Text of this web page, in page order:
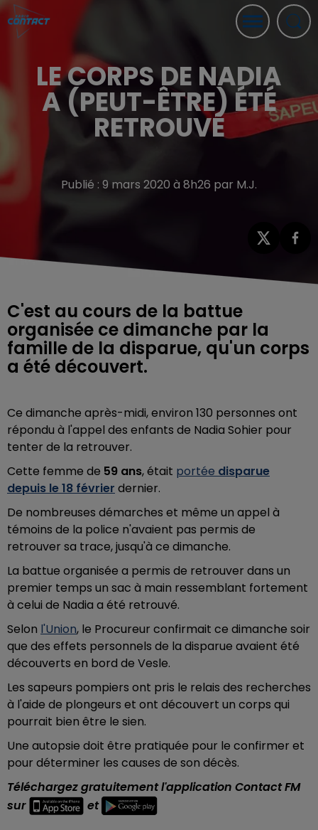
LE CORPS DE NADIA
A (PEUT-ÊTRE) ÉTÉ
RETROUVÉ
Publié : 9 mars 2020 à 8h26 par M.J.
C'est au cours de la battue
organisée ce dimanche par la
famille de la disparue, qu'un corps
a été découvert.
Ce dimanche après-midi, environ 130 personnes ont
répondu à l'appel des enfants de Nadia Sohier pour
tenter de la retrouver.
Cette femme de 59 ans, était portée disparue
depuis le 18 février dernier.
De nombreuses démarches et même un appel à
témoins de la police n'avaient pas permis de
retrouver sa trace, jusqu'à ce dimanche.
La battue organisée a permis de retrouver dans un
premier temps un sac à main ressemblant fortement
à celui de Nadia a été retrouvé.
Selon l'Union, le Procureur confirmait ce dimanche soir
que des effets personnels de la disparue avaient été
découverts en bord de Vesle.
Les sapeurs pompiers ont pris le relais des recherches
à l'aide de plongeurs et ont découvert un corps qui
pourrait bien être le sien.
Une autopsie doit être pratiquée pour le confirmer et
pour déterminer les causes de son décès.
Téléchargez gratuitement l'application Contact FM
sur
et